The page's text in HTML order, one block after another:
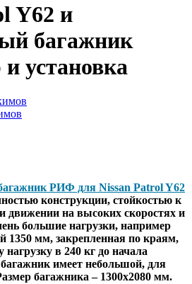
Y62 и
багажник
установка
РИФ для Nissan Patrol Y62
конструкции, стойкостью к
движении на высоких скоростях и
большие нагрузки, например
1350 мм, закрепленная по краям,
в 240 кг до начала
имеет небольшой, для
багажника – 1300х2080 мм.